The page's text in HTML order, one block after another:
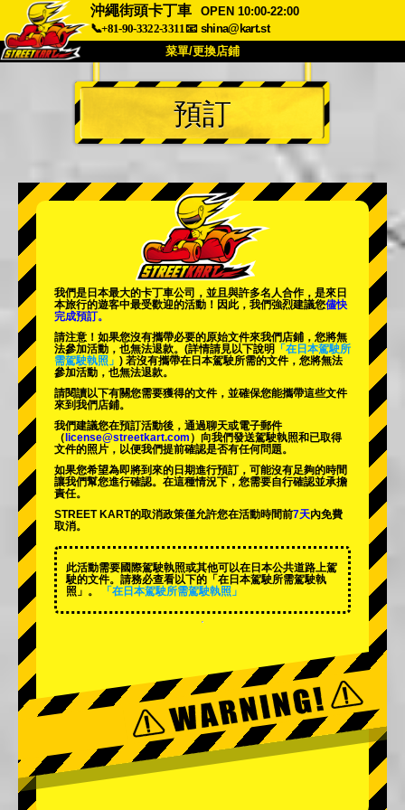
沖繩街頭卡丁車
OPEN 10:00-22:00
📞+81-90-3322-3311📧 shina@kart.st
菜單/更換店鋪
首頁
關於我們 規格 價格
公司 預訂
更換店鋪
東京 秋葉原 #2
東京 澀谷分店 東京灣
東京 淺草 大阪
沖繩
預訂
我們是日本最大的卡丁車公司，並且與許多名人合作，是來日
本旅行的遊客中最受歡迎的活動 ！因此，我們強烈建議您儘快
完成預訂。
請注意！如果您沒有攜帶必要的原始文件來我們店鋪，您將無
法參加活動，也無法退款。 (詳情請見以下說明
「在日本駕駛所
需駕駛執照」 ) 若沒有攜帶在日本駕駛所需的文件，您將無法
參加活動，也無法退款。
請閱讀以下有關您需要獲得的文件，並確保您能攜帶這些文件
來到我們店鋪。
我們建議您在預訂活動後，通過聊天或電子郵件
（ license@streetkart.com ）向我們發送駕駛執照和已取得
文件的照片，以便我們提前確認是否有任何問題。
如果您希望為即將到來的日期進行預訂，可能沒有足夠的時間
讓我們幫您進行確認。在這種情況下，您需要自行確認並承擔
責任。
STREET KART的取消政策僅允許您在活動時間前7天內免費
取消。
此活動需要國際駕駛執照或其他可以在日本公共道路上駕
駛的文件。請務必查看以下的「在日本駕駛所需駕駛執
照」。
「在日本駕駛所需駕駛執照」